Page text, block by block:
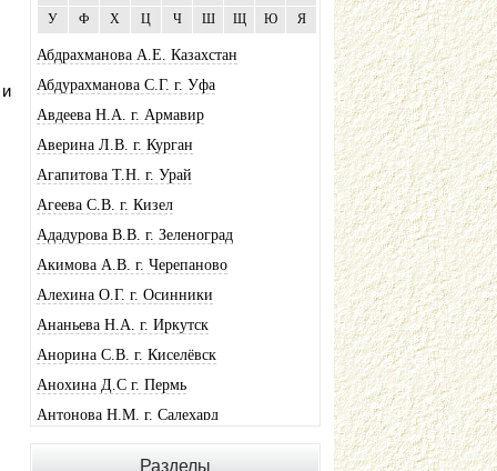
У
Ф Х Ц Ч Ш Щ Ю Я
Абдрахманова А.Е. Казахстан
Абдурахманова С.Г. г. Уфа
Авдеева Н.А. г. Армавир
Аверина Л.В. г. Курган
Агапитова Т.Н. г. Урай
Агеева С.В. г. Кизел
Ададурова В.В. г. Зеленоград
Акимова А.В. г. Черепаново
Алехина О.Г. г. Осинники
Ананьева Н.А. г. Иркутск
Анорина С.В. г. Киселёвск
Анохина Д.С г. Пермь
Антонова Н.М. г. Салехард
Разделы